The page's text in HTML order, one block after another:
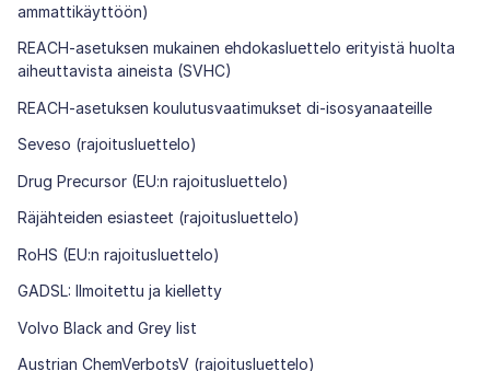
ammattikäyttöön)
REACH-asetuksen mukainen ehdokasluettelo erityistä huolta
aiheuttavista aineista (SVHC)
REACH-asetuksen koulutusvaatimukset di-isosyanaateille
Seveso (rajoitusluettelo)
Drug Precursor (EU:n rajoitusluettelo)
Räjähteiden esiasteet (rajoitusluettelo)
RoHS (EU:n rajoitusluettelo)
GADSL: Ilmoitettu ja kielletty
Volvo Black and Grey list
Austrian ChemVerbotsV (rajoitusluettelo)